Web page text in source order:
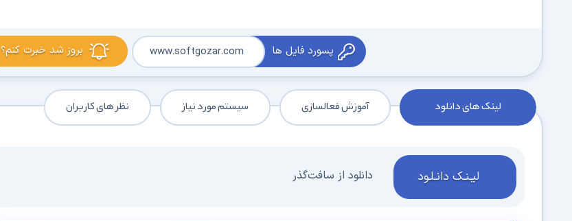
بروز شد خبرت کنم؟ پسورد فایل ها www.softgozar.com
لینک های دانلود آموزش فعالسازی سیستم مورد نیاز نظر های کاربران
لیـنـک دانـلـود دانلود از سافت‌گذر